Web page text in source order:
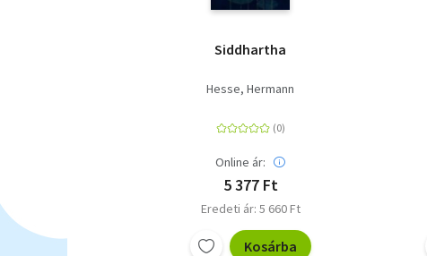
Siddhartha
Hesse, Hermann
Online ár:
5 377 Ft
Eredeti ár: 5 660 Ft
Kosárba